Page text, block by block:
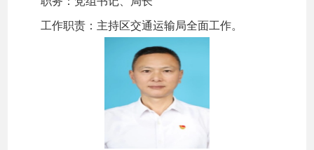
工作职责：主持区交通运输局全面工作。